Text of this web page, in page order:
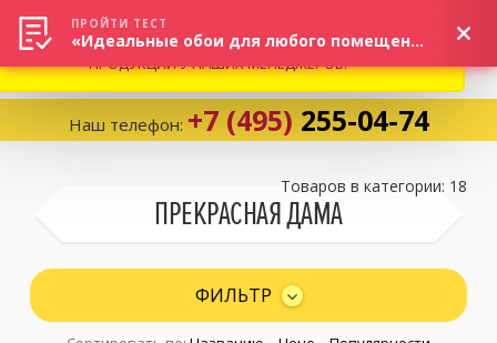
Избранное:0 товаров
Наш телефон: +7 (495) 255-04-74
ПРЕКРАСНАЯ ДАМА
Товаров в категории: 18
ФИЛЬТР
ВНИМАНИЕ! В СВЯЗИ С СИТУАЦИЕЙ НА РЫНКЕ, ПРОСИМ
УТОЧНЯТЬ АКТУАЛЬНУЮ СТОИМОСТЬ И НАЛИЧИЕ
ПРОДУКЦИИ У НАШИХ МЕНЕДЖЕРОВ.
ПРОЙТИ ТЕСТ
«Идеальные обои для любого помещения!»